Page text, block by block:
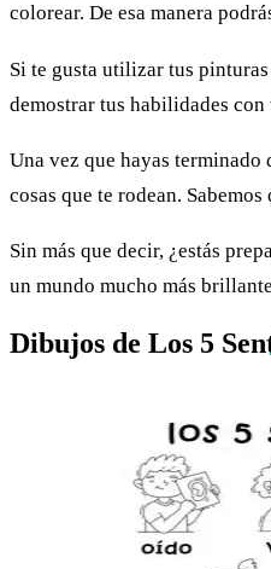
colorear. De esa manera
Si te gusta utilizar tus
demostrar tus habilidades
Una vez que hayas terminado
cosas que te rodean.
Sin más que decir, ¿estás
un mundo mucho más
Dibujos de Los 5